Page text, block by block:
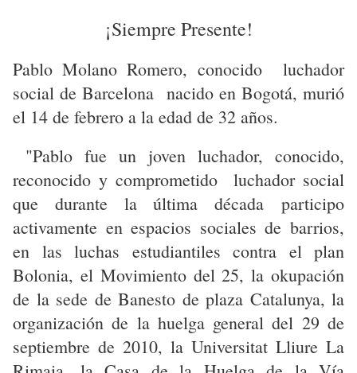
¡Siempre Presente!
Pablo Molano Romero, conocido luchador
social de Barcelona nacido en Bogotá, murió
el 14 de febrero a la edad de 32 años.
"Pablo fue un joven luchador, conocido,
reconocido y comprometido luchador social
que durante la última década participo
activamente en espacios sociales de barrios,
en las luchas estudiantiles contra el plan
Bolonia, el Movimiento del 25, la okupación
de la sede de Banesto de plaza Catalunya, la
organización de la huelga general del 29 de
septiembre de 2010, la Universitat Lliure La